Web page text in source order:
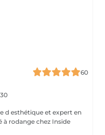
60
d esthétique et expert en
à rodange chez Inside